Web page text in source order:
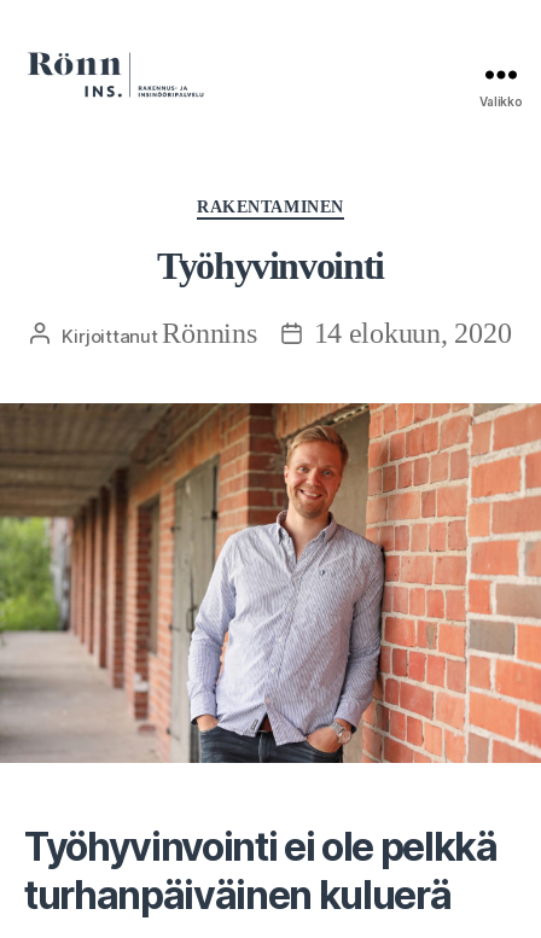
Valikko
Kategoriat
RAKENTAMINEN
Työhyvinvointi
Kirjoittaja
KirjoittanutRönnins Julkaisupäivämäärä
14 elokuun, 2020
Työhyvinvointi ei ole pelkkä
turhanpäiväinen kuluerä